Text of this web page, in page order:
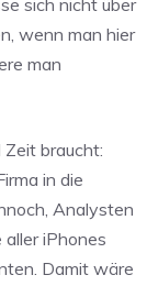
sich nicht über
wenn man hier
man
braucht:
in die
Analysten
iPhones
Damit wäre